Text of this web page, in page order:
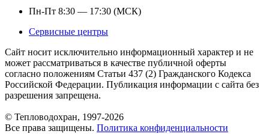
Пн-Пт 8:30 — 17:30 (МСК)
Сервисные центры
Сайт носит исключительно информационный характер и не
может рассматриваться в качестве публичной оферты
согласно положениям Статьи 437 (2) Гражданского Кодекса
Российской Федерации. Публикация информации с сайта без
разрешения запрещена.
© Тепловодохран, 1997-2026
Все права защищены. Политика конфиденциальности